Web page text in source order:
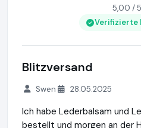
5,00 /
Verifizierte
Blitzversand
Swen 28.05.2025
Ich habe Lederbalsam und
bestellt und morgen an der